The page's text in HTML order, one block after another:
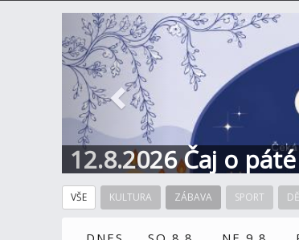
12.8.2026 Čaj o
Předchozí
VŠE KULTURA ZÁBAVA SPORT